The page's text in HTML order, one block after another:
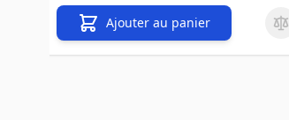
Ajouter au panier